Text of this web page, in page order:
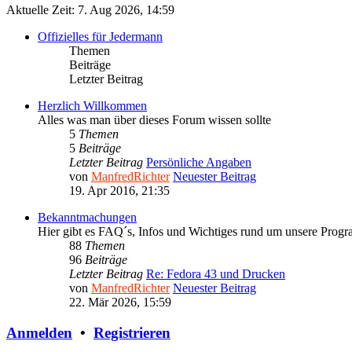
Aktuelle Zeit: 7. Aug 2026, 14:59
Offizielles für Jedermann
Themen
Beiträge
Letzter Beitrag
Herzlich Willkommen
Alles was man über dieses Forum wissen sollte
5 Themen
5 Beiträge
Letzter Beitrag Persönliche Angaben
von ManfredRichter Neuester Beitrag
19. Apr 2016, 21:35
Bekanntmachungen
Hier gibt es FAQ´s, Infos und Wichtiges rund um unsere
88 Themen
96 Beiträge
Letzter Beitrag Re: Fedora 43 und Drucken
von ManfredRichter Neuester Beitrag
22. Mär 2026, 15:59
Anmelden • Registrieren